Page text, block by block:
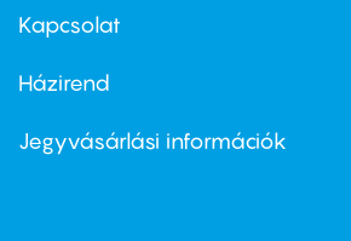
firstKapcsolat
Footer
second
Házirend
Jegyvásárlási információk